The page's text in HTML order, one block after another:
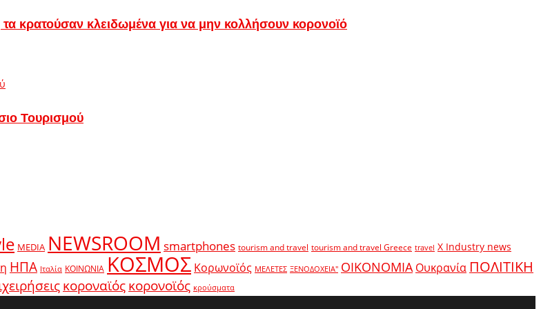
τα κρατούσαν κλειδωμένα για να μην κολλήσουν κορονοϊό
Τουρισμού
MEDIA NEWSROOM smartphones tourism and travel tourism and travel Greece travel X Industry news
ΗΠΑ Ιταλία ΚΟΙΝΩΝΙΑ ΚΟΣΜΟΣ Κορωνοϊός ΜΕΛΕΤΕΣ ΞΕΝΟΔΟΧΕΙΑ" ΟΙΚΟΝΟΜΙΑ Ουκρανία ΠΟΛΙΤΙΚΗ
κοροναϊόςκορονοϊός κρούσματα